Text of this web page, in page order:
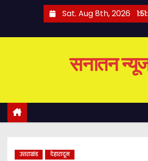
o
Sat. Aug 8th, 2026
सनातन
उत्तराखंड देहारादून